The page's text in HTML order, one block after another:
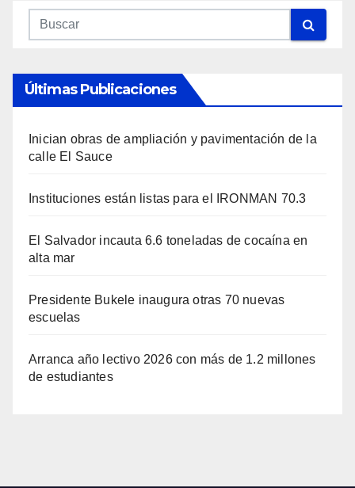
Últimas Publicaciones
Inician obras de ampliación y pavimentación de la
calle El Sauce
Instituciones están listas para el IRONMAN 70.3
El Salvador incauta 6.6 toneladas de cocaína en
alta mar
Presidente Bukele inaugura otras 70 nuevas
escuelas
Arranca año lectivo 2026 con más de 1.2 millones
de estudiantes